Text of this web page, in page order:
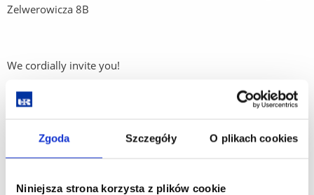
Zgoda Szczegóły O plikach cookies
Niniejsza strona korzysta z plików cookie
Zelwerowicza 8B
We cordially invite you!
Wykład Profesora Cüneyta N. Solaka z Uniwersytetu
Dumlupınar (Turcja) dla Szkoły Doktorskiej i wszystkich